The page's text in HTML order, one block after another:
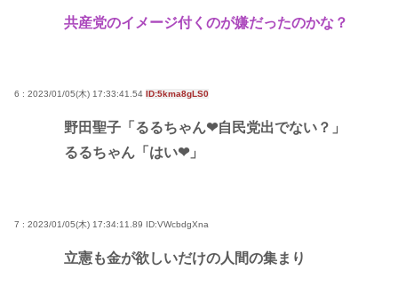
共産党のイメージ付くのが嫌だったのかな？
6 : 2023/01/05(木) 17:33:41.54 ID:5kma8gLS0
野田聖子「るるちゃん❤自民党出でない？」
るるちゃん「はい❤」
7 : 2023/01/05(木) 17:34:11.89 ID:VWcbdgXna
立憲も金が欲しいだけの人間の集まり